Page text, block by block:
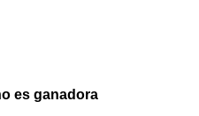
es ganadora